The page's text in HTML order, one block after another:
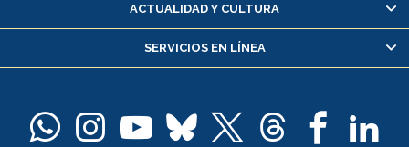
Servicio médico y dental
Pago de arancel y crédito alumnos
Docentes
ACTUALIDAD Y CULTURA
SERVICIOS EN LÍNEA